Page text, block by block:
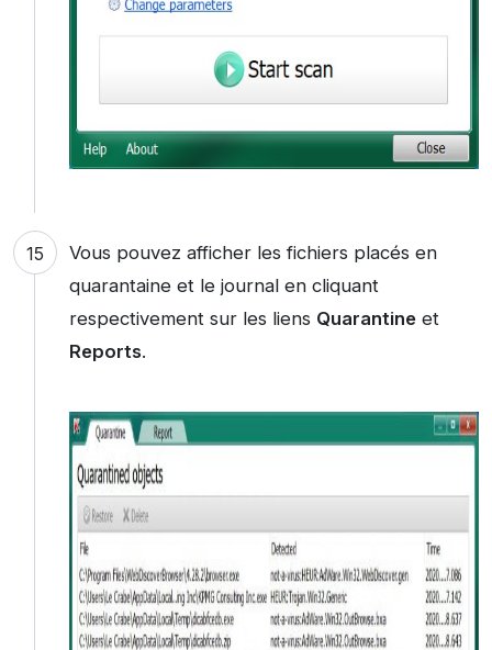
Vous pouvez afficher les fichiers placés en
quarantaine et le journal en cliquant
respectivement sur les liens Quarantineet
Reports.